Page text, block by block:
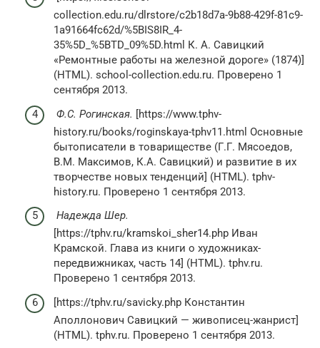
collection.edu.ru/dlrstore/c2b18d7a-9b88-429f-81c9-
1a91664fc62d/%5BIS8IR_4-
35%5D_%5BTD_09%5D.html К. А. Савицкий
«Ремонтные работы на железной дороге» (1874)]
(HTML). school-collection.edu.ru. Проверено 1
сентября 2013.
Ф.С. Рогинская. [https://www.tphv-
history.ru/books/roginskaya-tphv11.html Основные
бытописатели в товариществе (Г.Г. Мясоедов,
В.М. Максимов, К.А. Савицкий) и развитие в их
творчестве новых тенденций] (HTML). tphv-
history.ru. Проверено 1 сентября 2013.
Надежда Шер.
[https://tphv.ru/kramskoi_sher14.php Иван
Крамской. Глава из книги о художниках-
передвижниках, часть 14] (HTML). tphv.ru.
Проверено 1 сентября 2013.
[https://tphv.ru/savicky.php Константин
Аполлонович Савицкий — живописец-жанрист]
(HTML). tphv.ru. Проверено 1 сентября 2013.